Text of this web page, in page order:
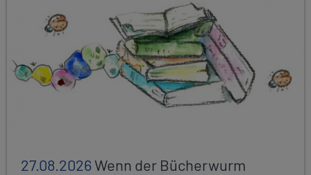
27.08.2026Wenn der Bücherwurm